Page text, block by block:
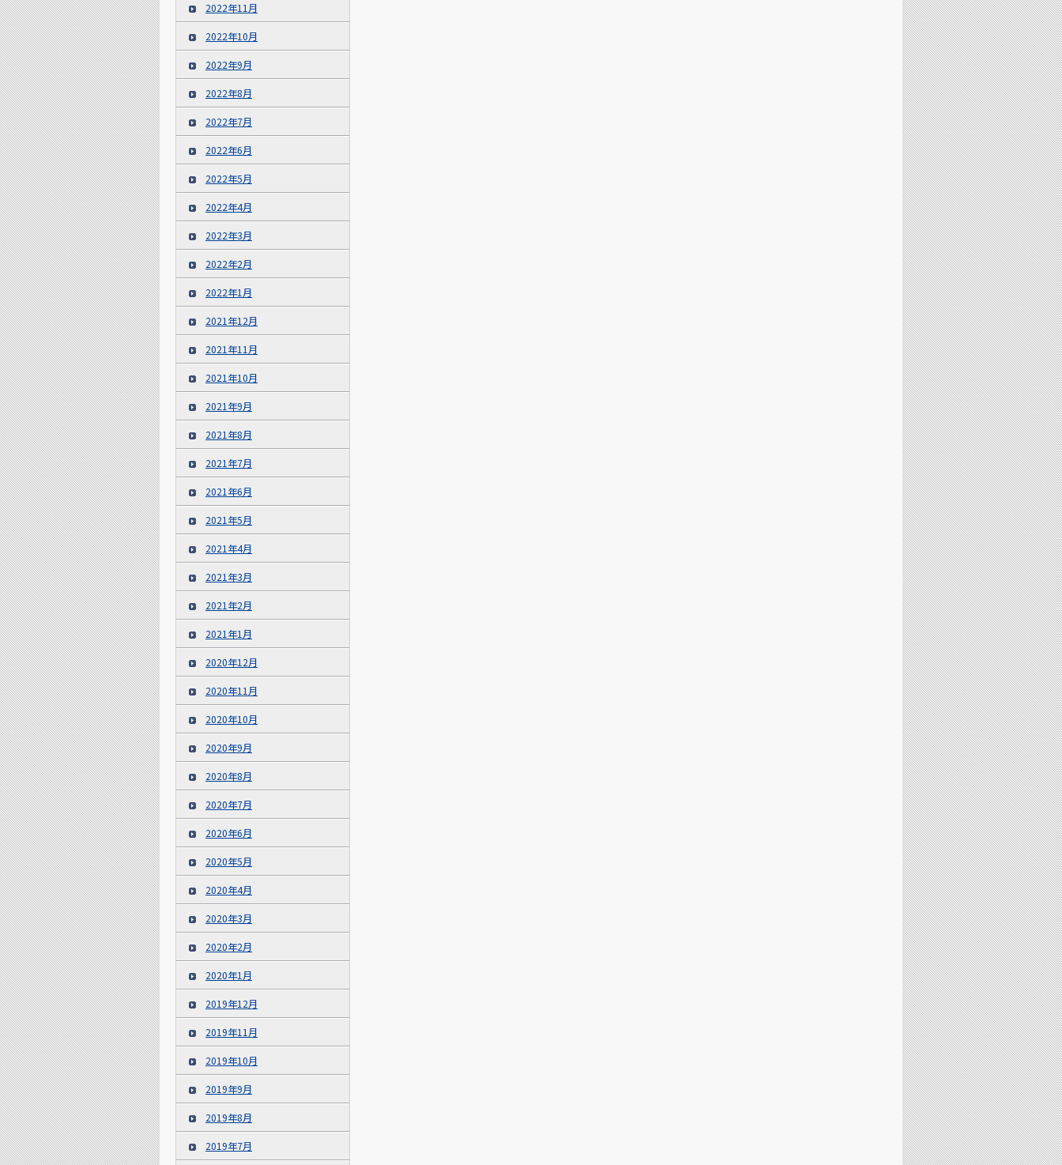
2022年11月
2022年10月
2022年9月
2022年8月
2022年7月
2022年6月
2022年5月
2022年4月
2022年3月
2022年2月
2022年1月
2021年12月
2021年11月
2021年10月
2021年9月
2021年8月
2021年7月
2021年6月
2021年5月
2021年4月
2021年3月
2021年2月
2021年1月
2020年12月
2020年11月
2020年10月
2020年9月
2020年8月
2020年7月
2020年6月
2020年5月
2020年4月
2020年3月
2020年2月
2020年1月
2019年12月
2019年11月
2019年10月
2019年9月
2019年8月
2019年7月